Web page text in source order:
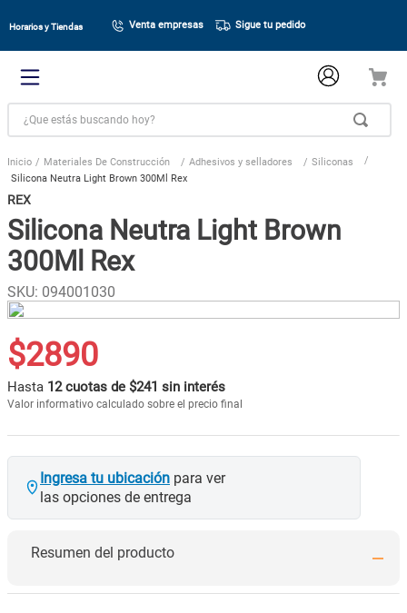
Horarios y Tiendas Venta empresas Sigue tu pedido
¿Que estás buscando hoy?
Materiales De Construcción Adhesivos y selladores
Siliconas
Silicona Neutra Light Brown 300Ml Rex
REX
Silicona Neutra Light Brown
300Ml Rex
SKU: 094001030
$2890
Hasta 12 cuotas de $241 sin interés
Valor informativo calculado sobre el precio final
Ingresa tu ubicación para ver
las opciones de entrega
Resumen del producto